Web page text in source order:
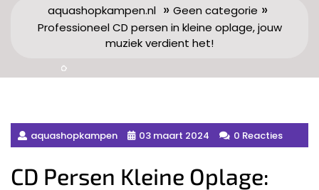
aquashopkampen.nl » Geen categorie »
Professioneel CD persen in kleine oplage, jouw
muziek verdient het!
aquashopkampen 03 maart 2024 0 Reacties
CD Persen Kleine Oplage: